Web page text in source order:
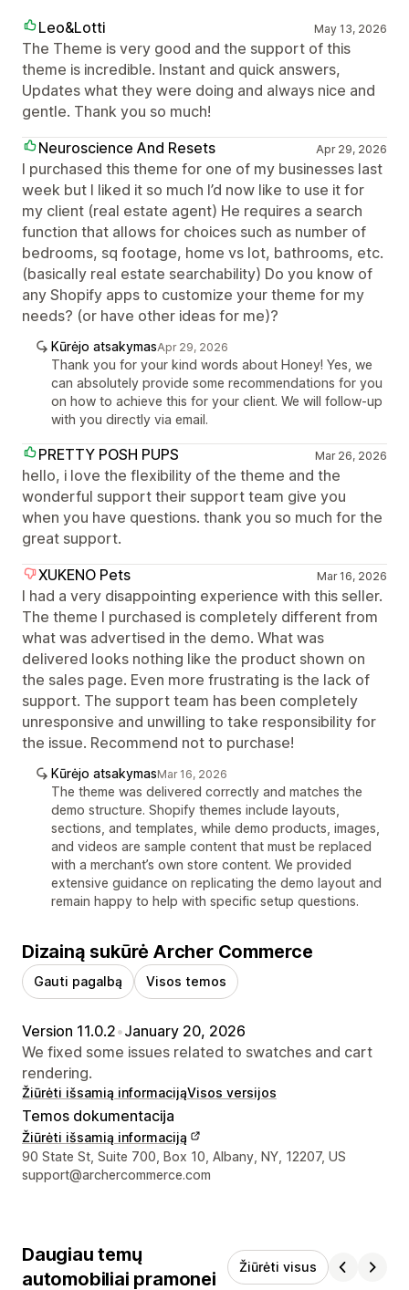
Leo&Lotti May 13, 2026
The Theme is very good and the support of this
theme is incredible. Instant and quick answers,
Updates what they were doing and always nice and
gentle. Thank you so much!
Neuroscience And Resets
Apr 29, 2026
I purchased this theme for one of my businesses last
week but I liked it so much I’d now like to use it for
my client (real estate agent) He requires a search
function that allows for choices such as number of
bedrooms, sq footage, home vs lot, bathrooms, etc.
(basically real estate searchability) Do you know of
any Shopify apps to customize your theme for my
needs? (or have other ideas for me)?
Kūrėjo atsakymasApr 29, 2026
Thank you for your kind words about Honey! Yes, we
can absolutely provide some recommendations for you
on how to achieve this for your client. We will follow-up
with you directly via email.
PRETTY POSH PUPS Mar 26, 2026
hello, i love the flexibility of the theme and the
wonderful support their support team give you
when you have questions. thank you so much for the
great support.
XUKENO Pets
Mar 16, 2026
I had a very disappointing experience with this seller.
The theme I purchased is completely different from
what was advertised in the demo. What was
delivered looks nothing like the product shown on
the sales page. Even more frustrating is the lack of
support. The support team has been completely
unresponsive and unwilling to take responsibility for
the issue. Recommend not to purchase!
Kūrėjo atsakymasMar 16, 2026
The theme was delivered correctly and matches the
demo structure. Shopify themes include layouts,
sections, and templates, while demo products, images,
and videos are sample content that must be replaced
with a merchant’s own store content. We provided
extensive guidance on replicating the demo layout and
remain happy to help with specific setup questions.
Dizainą sukūrė Archer Commerce
Gauti pagalbą Visos temos
Version 11.0.2•January 20, 2026
We fixed some issues related to swatches and cart
rendering.
Žiūrėti išsamią informacijąVisos versijos
Temos dokumentacija
Žiūrėti išsamią informaciją
Kūrėjo kontaktiniai duomenys
90 State St, Suite 700, Box 10, Albany, NY, 12207, US
support@archercommerce.com
Daugiau temų
automobiliai pramonei
Žiūrėti visus